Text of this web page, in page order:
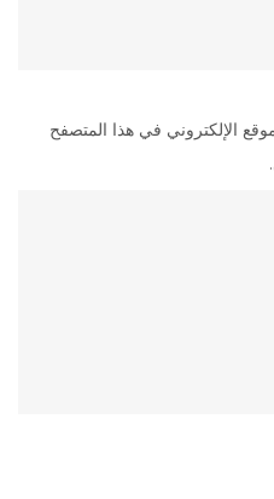
الإلكتروني في هذا المتصفح